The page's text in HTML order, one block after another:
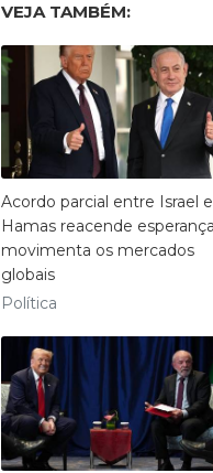
VEJA TAMBÉM:
Acordo parcial entre Israel e
Hamas reacende
movimenta os mercados
globais
Política